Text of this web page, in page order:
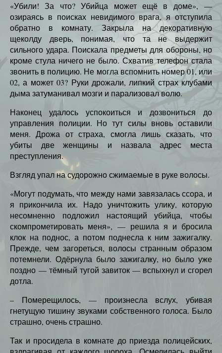
«Убили! За что? Убийца может ещё в доме», —
озираясь в поисках невидимого врага, я отступила
обратно в комнату. Закрыла на декоративную
щеколду дверь, понимая, что та не выдержит
сильного удара. Поискала предметы для обороны, но
кроме стула ничего не было. Схватив телефон стала
звонить в полицию. Не могла вспомнить номер 01, или
02, а может 03? Руки дрожали, липкий страх клубами
дыма затуманивал мозги и парализовал волю.
Наконец удалось успокоиться и дозвониться до
управления полиции. Но тут силы вновь оставили
меня. Дрожа от страха, смогла лишь сказать, что
убиты две женщины и назвала адрес места
преступления.
Взгляд упал на судорожно сжимаемые в руке волосы.
«Могут подумать, что между нами завязалась ссора, и
я прикончила их. Надо уничтожить улику, которую
несомненно подложил настоящий убийца, чтобы
скомпрометировать меня», — решила я и бросила
клок на поднос, а потом поднесла к ним зажигалку.
Прежде, чем загореться, волосы странным образом
потемнели. Одёрнула было зажигалку, но было уже
поздно — тёмный тугой завиток — вспыхнул и сгорел
дотла.
– Померещилось, — произнесла вслух, убивая
гнетущую тишину звуками собственного голоса. Было
страшно, очень страшно.
Так и просидела в комнате до приезда полицейских,